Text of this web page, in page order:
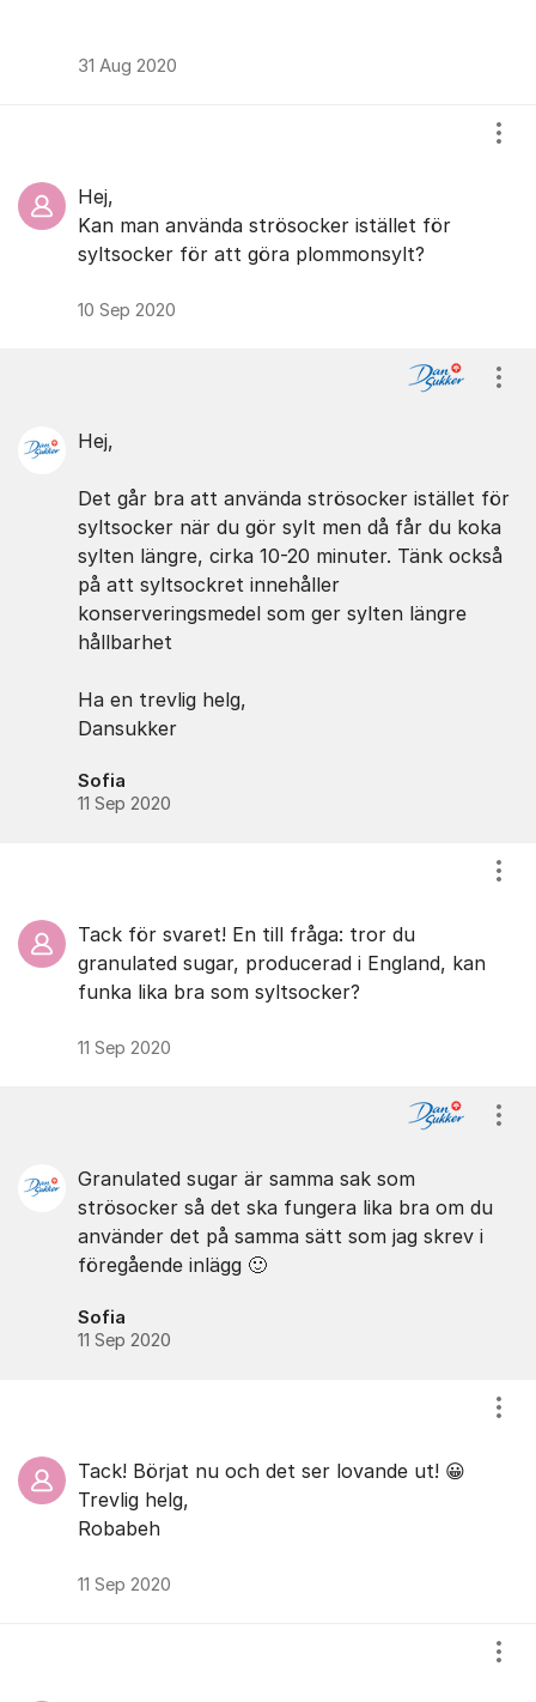
31 Aug 2020
Hej,
Kan man använda strösocker istället för
syltsocker för att göra plommonsylt?
10 Sep 2020
Hej,
Det går bra att använda strösocker istället för
syltsocker när du gör sylt men då får du koka
sylten längre, cirka 10-20 minuter. Tänk också
på att syltsockret innehåller
konserveringsmedel som ger sylten längre
hållbarhet
Ha en trevlig helg,
Dansukker
Sofia
11 Sep 2020
Tack för svaret! En till fråga: tror du
granulated sugar, producerad i England, kan
funka lika bra som syltsocker?
11 Sep 2020
Granulated sugar är samma sak som
strösocker så det ska fungera lika bra om du
använder det på samma sätt som jag skrev i
föregående inlägg 🙂
Sofia
11 Sep 2020
Tack! Börjat nu och det ser lovande ut! 😀
Trevlig helg,
Robabeh
11 Sep 2020